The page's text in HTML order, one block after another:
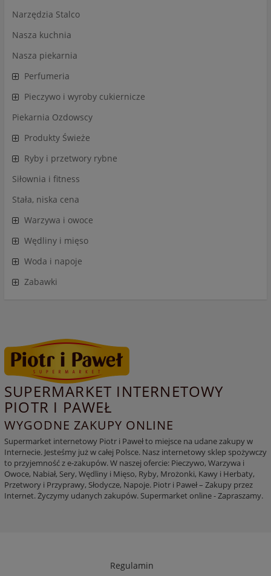
Narzędzia Stalco
Nasza kuchnia
Nasza piekarnia
Perfumeria
Pieczywo i wyroby cukiernicze
Piekarnia Ozdowscy
Produkty Świeże
Ryby i przetwory rybne
Siłownia i fitness
Stała, niska cena
Warzywa i owoce
Wędliny i mięso
Woda i napoje
Zabawki
SUPERMARKET INTERNETOWY
PIOTR I PAWEŁ
WYGODNE ZAKUPY ONLINE
Supermarket internetowy Piotr i Paweł to miejsce na udane zakupy w
Internecie. Jesteśmy już w całej Polsce. Nasz internetowy sklep spożywczy
to przyjemność z e-zakupów. W naszej ofercie: Pieczywo, Warzywa i
Owoce, Nabiał, Sery, Wędliny i Mięso, Ryby, Mrożonki, Kawy i Herbaty,
Przetwory i Przyprawy, Słodycze, Napoje. Piotr i Paweł – Zakupy przez
Internet. Życzymy udanych zakupów. Supermarket online - Zapraszamy.
Regulamin